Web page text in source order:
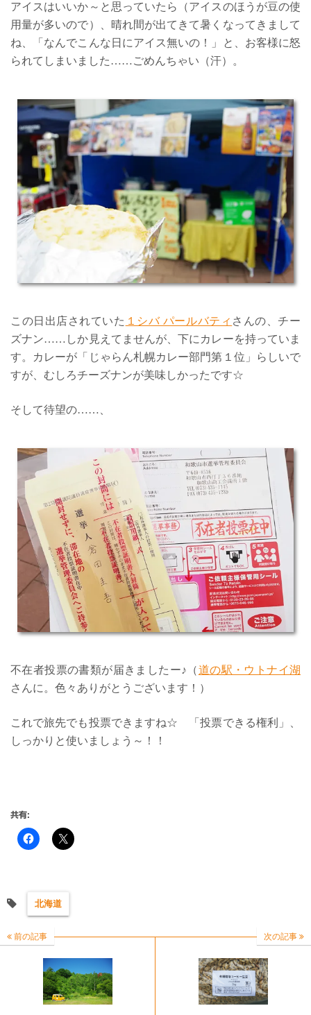
アイスはいいか～と思っていたら（アイスのほうが豆の使
用量が多いので）、晴れ間が出てきて暑くなってきまして
ね、「なんでこんな日にアイス無いの！」と、お客様に怒
られてしまいました……ごめんちゃい（汗）。
この日出店されていた １シバ パールバティ さんの、チー
ズナン……しか見えてませんが、下にカレーを持っていま
す。カレーが「じゃらん札幌カレー部門第１位」らしいで
すが、むしろチーズナンが美味しかったです☆
そして待望の……、
不在者投票の書類が届きましたー♪（道の駅・ウトナイ湖
さんに。色々ありがとうございます！）
これで旅先でも投票できますね☆ 「投票できる権利」、
しっかりと使いましょう～！！
共有:
北海道
前の記事 次の記事